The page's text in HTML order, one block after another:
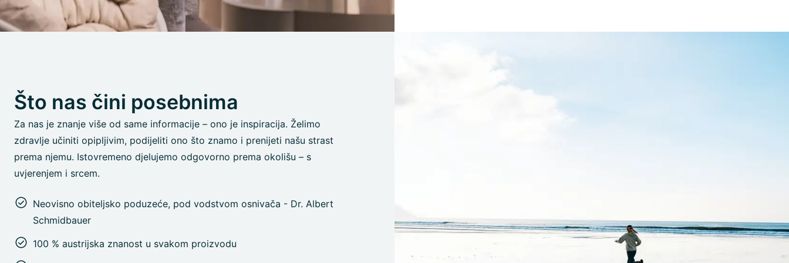
Što nas čini posebnima
Za nas je znanje više od same informacije – ono je inspiracija. Želimo
zdravlje učiniti opipljivim, podijeliti ono što znamo i prenijeti našu strast
prema njemu. Istovremeno djelujemo odgovorno prema okolišu – s
uvjerenjem i srcem.
Neovisno obiteljsko poduzeće, pod vodstvom osnivača - Dr. Albert
Schmidbauer
100 % austrijska znanost u svakom proizvodu